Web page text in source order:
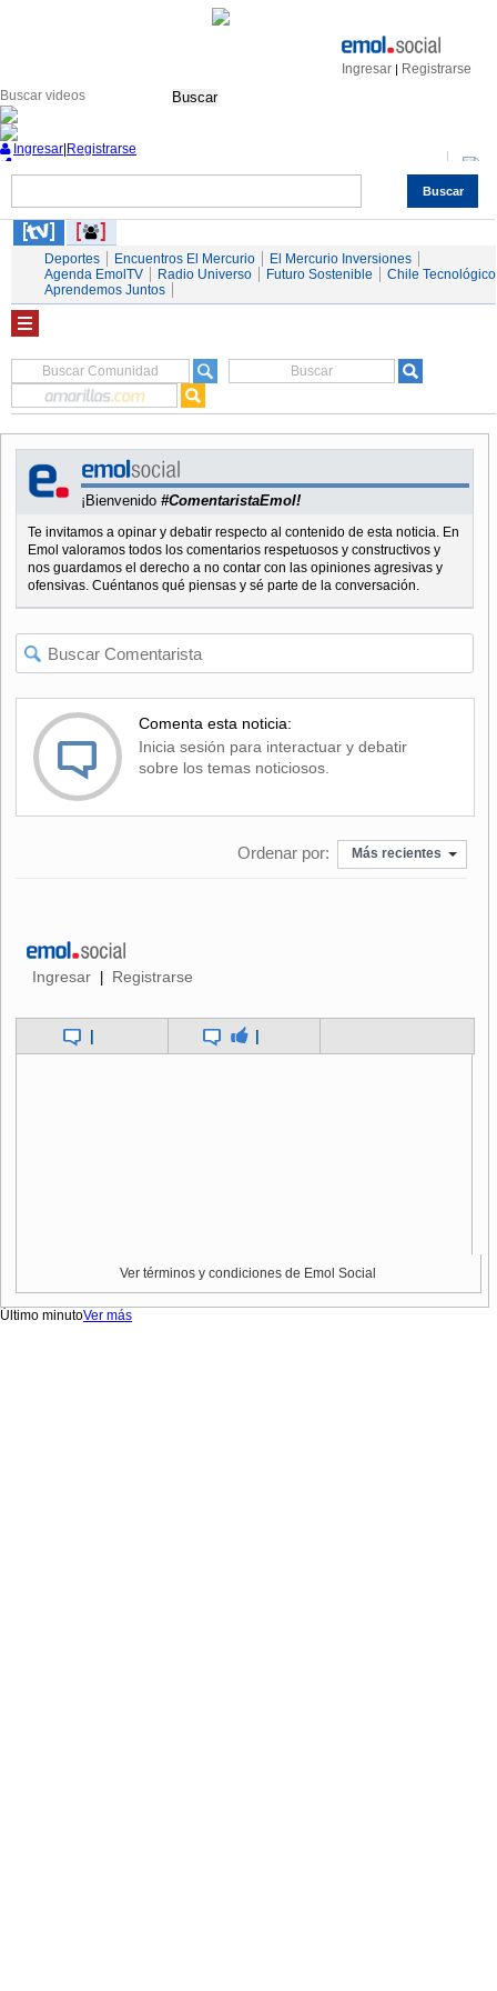
Ingresar | Registrarse
Buscar
Buscar
Ingresar Registrarse
Servicios
Deportes Encuentros El Mercurio
El Mercurio Inversiones
Agenda EmolTV
Radio Universo Futuro Sostenible
Chile Tecnológico
Aprendemos Juntos
¡Bienvenido #ComentaristaEmol!
Te invitamos a opinar y debatir respecto al contenido de esta noticia. En
Emol valoramos todos los comentarios respetuosos y constructivos y
nos guardamos el derecho a no contar con las opiniones agresivas y
ofensivas. Cuéntanos qué piensas y sé parte de la conversación.
Comenta esta noticia:
Inicia sesión para interactuar y debatir
sobre los temas noticiosos.
Ordenar por: Más recientes
Ingresar | Registrarse
| |
Ver términos y condiciones de Emol Social
Último minutoVer más